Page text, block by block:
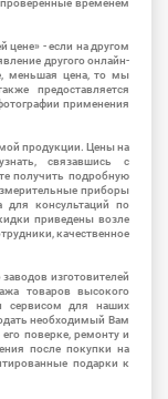
временем
цене» - если на другом
другого онлайн-
меньшая цена, то мы
предоставляется
применения
продукции. Цены на
связавшись с
получить подробную
приборы
для консультаций по
приведены возле
качественное
изготовителей
товаров высокого
сервисом для наших
необходимый Вам
поверке, ремонту и
после покупки на
подарки к